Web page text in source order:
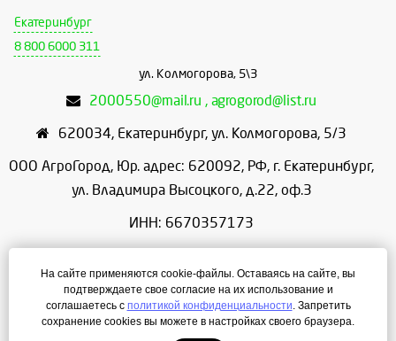
Екатеринбург
8 800 6000 311
ул. Колмогорова, 5\3
2000550@mail.ru , agrogorod@list.ru
620034, Екатеринбург, ул. Колмогорова, 5/3
ООО АгроГород, Юр. адрес: 620092, РФ, г. Екатеринбург,
ул. Владимира Высоцкого, д.22, оф.3
ИНН: 6670357173
ОГРН: 1156658086166
Режим работы: с 9:00 до 18:00
На сайте применяются cookie-файлы. Оставаясь на сайте, вы
подтверждаете свое согласие на их использование и
соглашаетесь с политикой конфиденциальности. Запретить
сохранение cookies вы можете в настройках своего браузера.